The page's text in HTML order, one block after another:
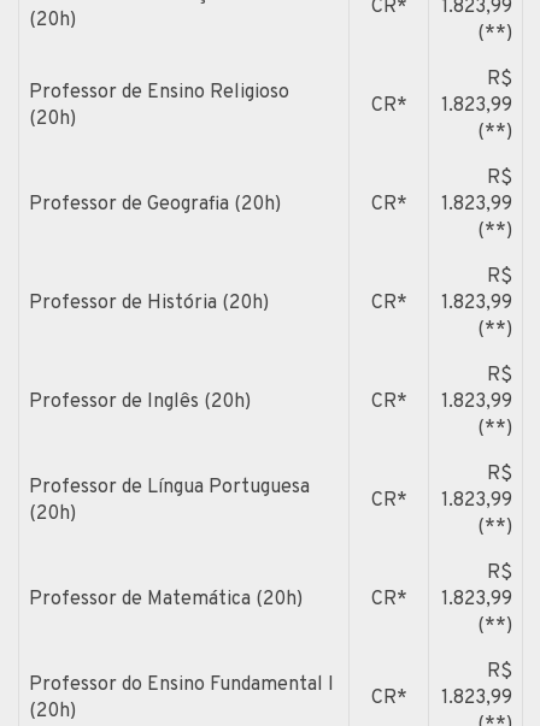
(20h)
CR*
1.823,99
(**)
Professor de Ensino Religioso
(20h)
CR*
R$
1.823,99
(**)
Professor de Geografia (20h) CR*
R$
1.823,99
(**)
Professor de História (20h) CR*
R$
1.823,99
(**)
Professor de Inglês (20h) CR*
R$
1.823,99
(**)
Professor de Língua Portuguesa
(20h)
CR*
R$
1.823,99
(**)
Professor de Matemática (20h) CR*
R$
1.823,99
(**)
Professor do Ensino Fundamental I
(20h)
CR*
R$
1.823,99